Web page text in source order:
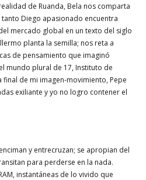
de Ruanda, Bela nos comparta
Diego apasionado encuentra
mercado global en un texto del siglo
planta la semilla; nos reta a
de pensamiento que imaginó
mundo plural de 17, Instituto de
final de mi imagen-movimiento, Pepe
exiliante y yo no logro contener el
y entrecruzan; se apropian del
para perderse en la nada.
instantáneas de lo vivido que